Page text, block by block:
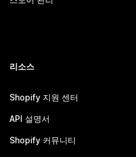
리소스
Shopify 지원 센터
API 설명서
Shopify 커뮤니티